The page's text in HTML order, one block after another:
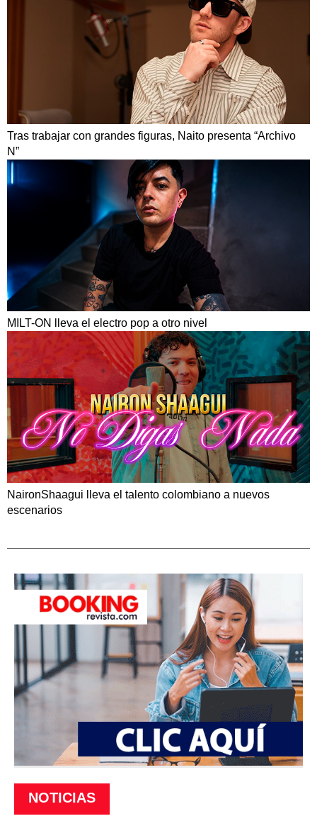
Tras trabajar con grandes figuras, Naito presenta “Archivo
N”
MILT-ON lleva el electro pop a otro nivel
NaironShaagui lleva el talento colombiano a nuevos
escenarios
NOTICIAS